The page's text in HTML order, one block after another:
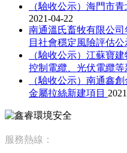
（驗收公示）海門市
2021-04-22
南通溫氏畜牧有限公
目社會穩定風險評估公
（驗收公示）江蘇寶
控制電纜、光伏電纜等
（驗收公示）南通鑫
金屬拉絲新建項目
服務熱線：